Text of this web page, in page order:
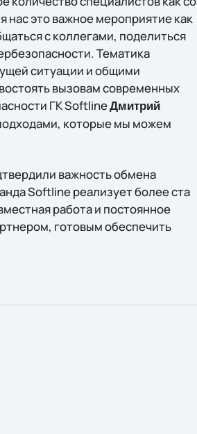
нас это важное мероприятие как
с коллегами, поделиться
Тематика
ситуации и общими
вызовам современных
ГК SoftlineДмитрий
которые мы можем
важность обмена
Softline реализует более ста
работа и постоянное
готовым обеспечить